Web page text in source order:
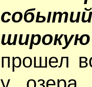
прошел